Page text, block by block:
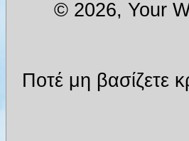
© 2026, Your
Ποτέ μη βασίζετε